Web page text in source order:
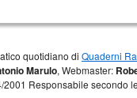
quotidiano di Quaderni
Marulo, Webmaster:
Responsabile secondo